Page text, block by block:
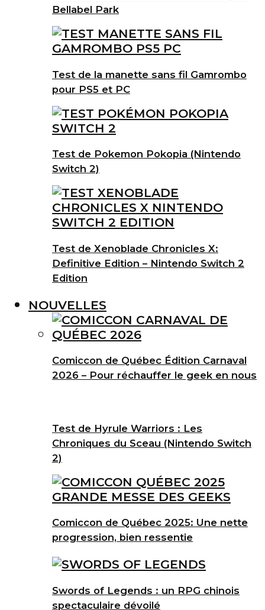
Bellabel Park
Test de la manette sans fil Gamrombo
pour PS5 et PC
Test de Pokemon Pokopia (Nintendo
Switch 2)
Test de Xenoblade Chronicles X:
Definitive Edition – Nintendo Switch 2
Edition
NOUVELLES
Comiccon de Québec Édition Carnaval
2026 – Pour réchauffer le geek en nous
Test de Hyrule Warriors : Les
Chroniques du Sceau (Nintendo Switch
2)
Comiccon de Québec 2025: Une nette
progression, bien ressentie
Swords of Legends : un RPG chinois
spectaculaire dévoilé